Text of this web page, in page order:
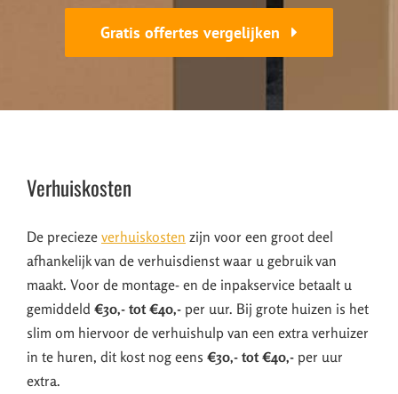
Gratis offertes vergelijken
Verhuiskosten
De precieze verhuiskosten zijn voor een groot deel
afhankelijk van de verhuisdienst waar u gebruik van
maakt. Voor de montage- en de inpakservice betaalt u
gemiddeld €30,- tot €40,- per uur. Bij grote huizen is het
slim om hiervoor de verhuishulp van een extra verhuizer
in te huren, dit kost nog eens €30,- tot €40,- per uur
extra.